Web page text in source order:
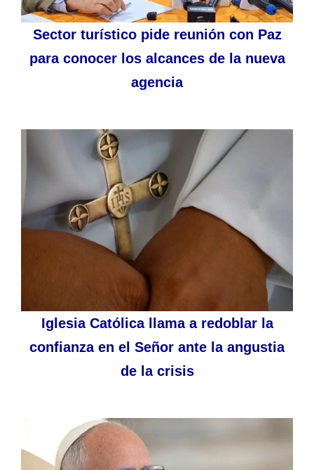
Sector turístico pide reunión con Paz
para conocer los alcances de la nueva
agencia
Iglesia Católica llama a redoblar la
confianza en el Señor ante la angustia
de la crisis